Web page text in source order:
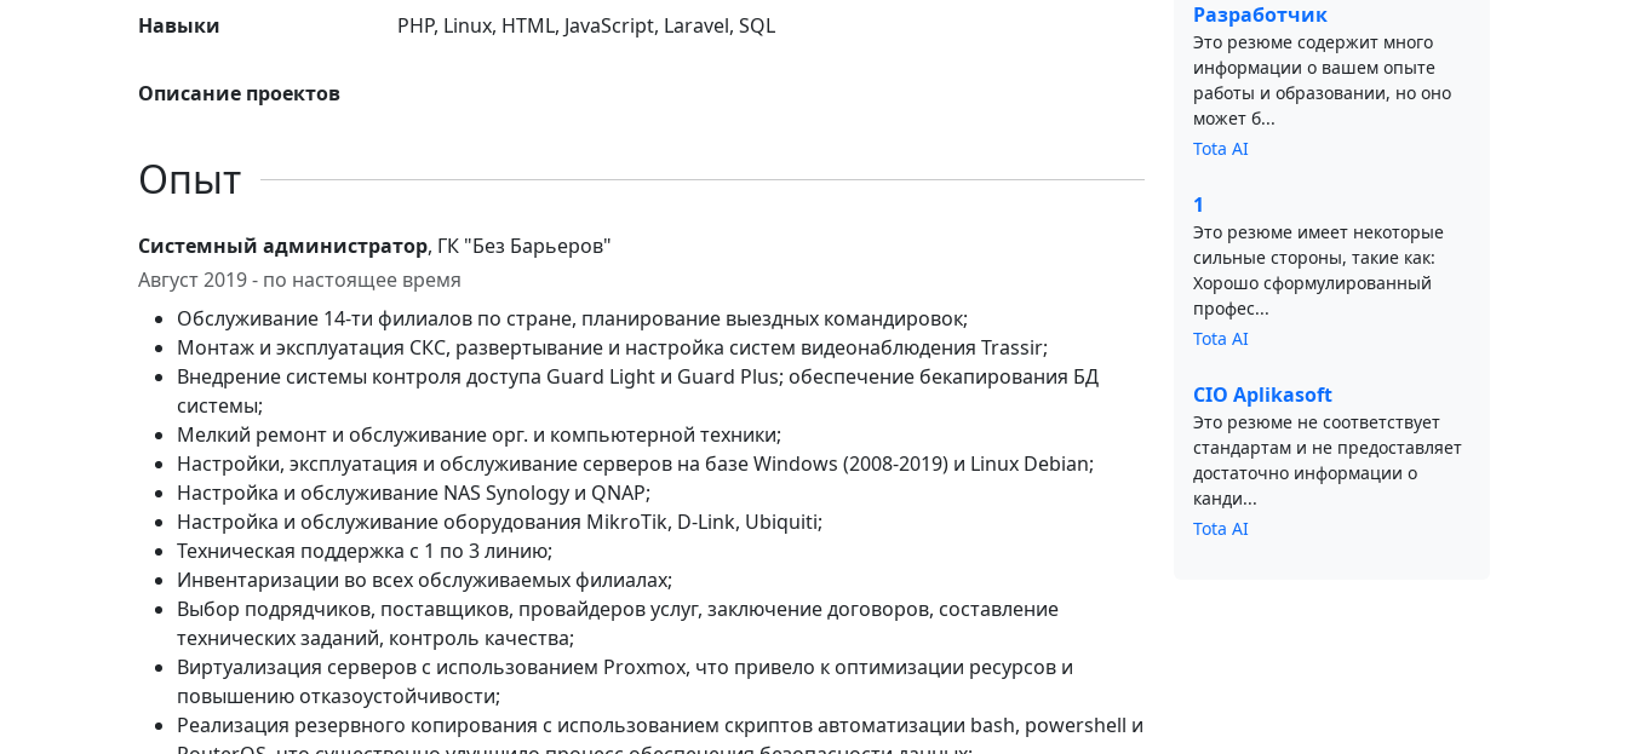
Навыки PHP, Linux, HTML, JavaScript, Laravel, SQL
Описание проектов
Опыт
Системный администратор, ГК "Без Барьеров"
Август 2019 - по настоящее время
Обслуживание 14-ти филиалов по стране, планирование выездных командировок;
Монтаж и эксплуатация СКС, развертывание и настройка систем видеонаблюдения Trassir;
Внедрение системы контроля доступа Guard Light и Guard Plus; обеспечение бекапирования БД
системы;
Мелкий ремонт и обслуживание орг. и компьютерной техники;
Настройки, эксплуатация и обслуживание серверов на базе Windows (2008-2019) и Linux Debian;
Настройка и обслуживание NAS Synology и QNAP;
Настройка и обслуживание оборудования MikroTik, D-Link, Ubiquiti;
Техническая поддержка с 1 по 3 линию;
Инвентаризации во всех обслуживаемых филиалах;
Выбор подрядчиков, поставщиков, провайдеров услуг, заключение договоров, составление
технических заданий, контроль качества;
Виртуализация серверов с использованием Proxmox, что привело к оптимизации ресурсов и
повышению отказоустойчивости;
Реализация резервного копирования с использованием скриптов автоматизации bash, powershell и
Разработчик
Это резюме содержит много
информации о вашем опыте
работы и образовании, но оно
может б...
Tota AI
1
Это резюме имеет некоторые
сильные стороны, такие как:
Хорошо сформулированный
профес...
Tota AI
CIO Aplikasoft
Это резюме не соответствует
стандартам и не предоставляет
достаточно информации о
канди...
Tota AI